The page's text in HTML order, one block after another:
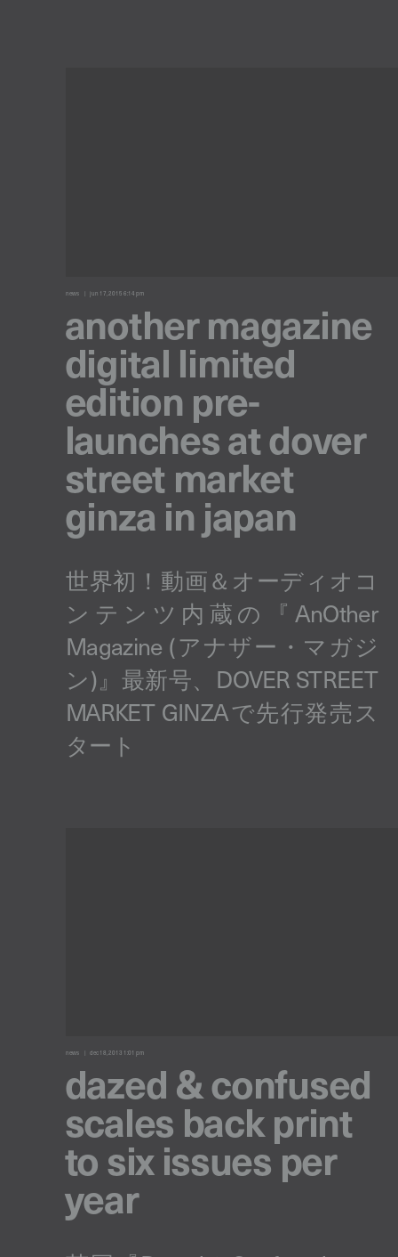
news jun 17, 2015 6:14 pm
another magazine
digital limited
edition pre-
launches at dover
street market
ginza in japan
news dec 18, 2013 1:01 pm
dazed & confused
scales back print
to six issues per
year